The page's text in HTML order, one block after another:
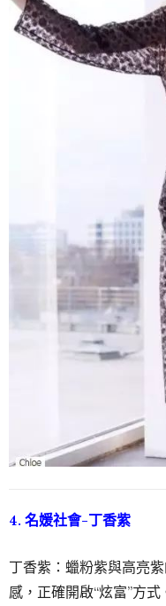
4. 名媛社會-丁香紫
丁香紫：蠟粉紫與高亮
感，正確開啟“炫富”方式